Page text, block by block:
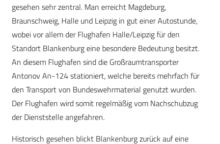
gesehen sehr zentral. Man erreicht Magdeburg,
Braunschweig, Halle und Leipzig in gut einer Autostunde,
wobei vor allem der Flughafen Halle/Leipzig für den
Standort Blankenburg eine besondere Bedeutung besitzt.
An diesem Flughafen sind die Großraumtransporter
Antonov An-124 stationiert, welche bereits mehrfach für
den Transport von Bundeswehrmaterial genutzt wurden.
Der Flughafen wird somit regelmäßig vom Nachschubzug
der Dienststelle angefahren.
Historisch gesehen blickt Blankenburg zurück auf eine